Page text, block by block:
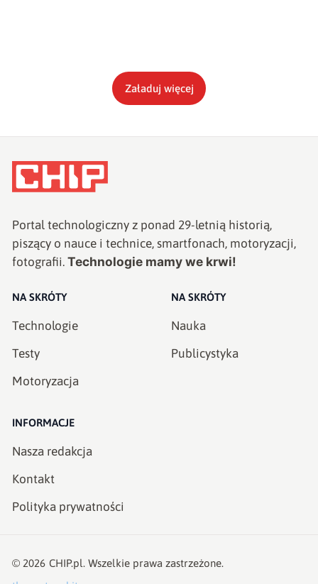
Załaduj więcej
Portal technologiczny z ponad 29-letnią historią,
piszący o nauce i technice, smartfonach, motoryzacji,
fotografii. Technologie mamy we krwi!
NA SKRÓTY
Technologie
Testy
Motoryzacja
NA SKRÓTY
Nauka
Publicystyka
INFORMACJE
Nasza redakcja
Kontakt
Polityka prywatności
© 2026 CHIP.pl. Wszelkie prawa zastrzeżone.